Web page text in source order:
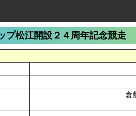
プ松江開設２４周年記念競走
倉